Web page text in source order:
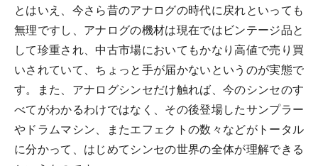
とはいえ、今さら昔のアナログの時代に戻れといっても
無理ですし、アナログの機材は現在ではビンテージ品と
して珍重され、中古市場においてもかなり高値で売り買
いされていて、ちょっと手が届かないというのが実態で
す。また、アナログシンセだけ触れば、今のシンセのす
べてがわかるわけではなく、その後登場したサンプラー
やドラムマシン、またエフェクトの数々などがトータル
に分かって、はじめてシンセの世界の全体が理解できる